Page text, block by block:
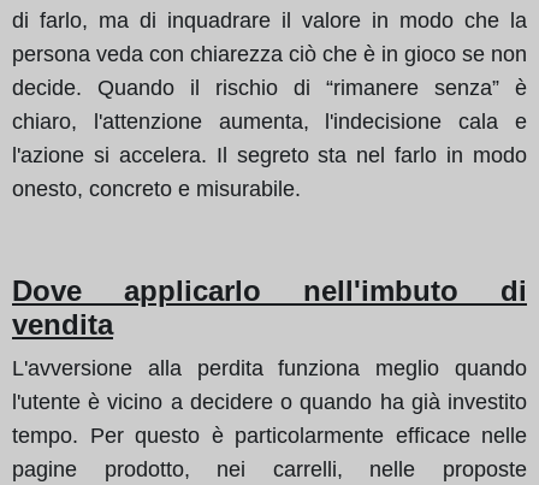
di farlo, ma di inquadrare il valore in modo che la
persona veda con chiarezza ciò che è in gioco se non
decide. Quando il rischio di “rimanere senza” è
chiaro, l'attenzione aumenta, l'indecisione cala e
l'azione si accelera. Il segreto sta nel farlo in modo
onesto, concreto e misurabile.
Dove applicarlo nell'imbuto di
vendita
L'avversione alla perdita funziona meglio quando
l'utente è vicino a decidere o quando ha già investito
tempo. Per questo è particolarmente efficace nelle
pagine prodotto, nei carrelli, nelle proposte